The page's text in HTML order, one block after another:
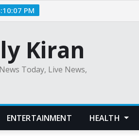
PM
Kiran
Today, Live News,
ENTERTAINMENT HEALTH